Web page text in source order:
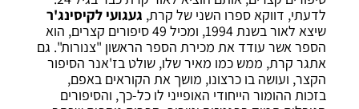
לדעתי, דווקא ספרו השני של קרת, געגועי לקיסינג'ר
שיצא לאור בשנת 1994, ומכיל 49 סיפורים קצרים, הוא
הספר אשר עודד את מכירת הספר הראשון "צנורות". גם
אתגר קרת, ממש כמו מאיר שלו, שולט בז'אנר הסיפור
הקצר, ועושה בו כרצונו, מושך את הקוראים באפם,
בזכות ההומור הייחודי האופייני לו כל-כך, והסיפורים